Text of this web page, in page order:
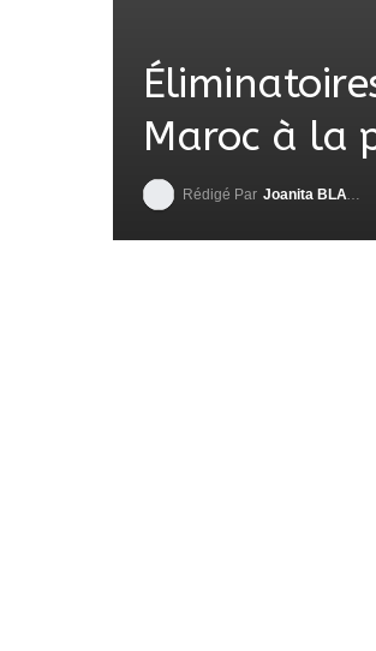
Maroc à la
Rédigé Par Joanita BLAVO-TSRI